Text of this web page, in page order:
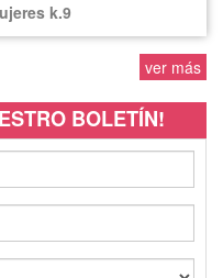
k.9
ver más
BOLETÍN!